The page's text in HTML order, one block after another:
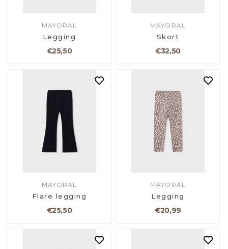
MAYORAL
Legging
€25,50
MAYORAL
Skort
€32,50
MAYORAL
Flare legging
€25,50
MAYORAL
Legging
€20,99